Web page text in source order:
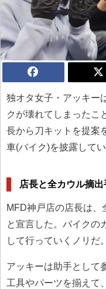
独オタ女子・アッキー
クが壊れてしまったこ
長から刀キットを提案
車(バイク)を披露してい
店長と全カウル摘出
MFD神戸店の店長は、
と宣言した。バイクの
して行っていくノリだ。
アッキーは助手として
工具やパーツを揃えて